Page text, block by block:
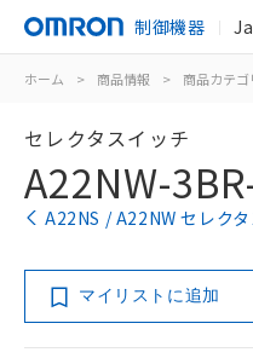
制御機器
ホーム > 商品情報 > 商品カテゴ
セレクタスイッチ
A22NW-
A22NS / A22NW セレク
マイリストに追加